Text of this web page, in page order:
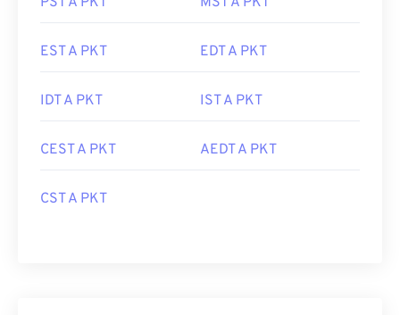
EST A PKT EDT A PKT
IDT A PKT IST A PKT
CEST A PKT AEDT A PKT
CST A PKT